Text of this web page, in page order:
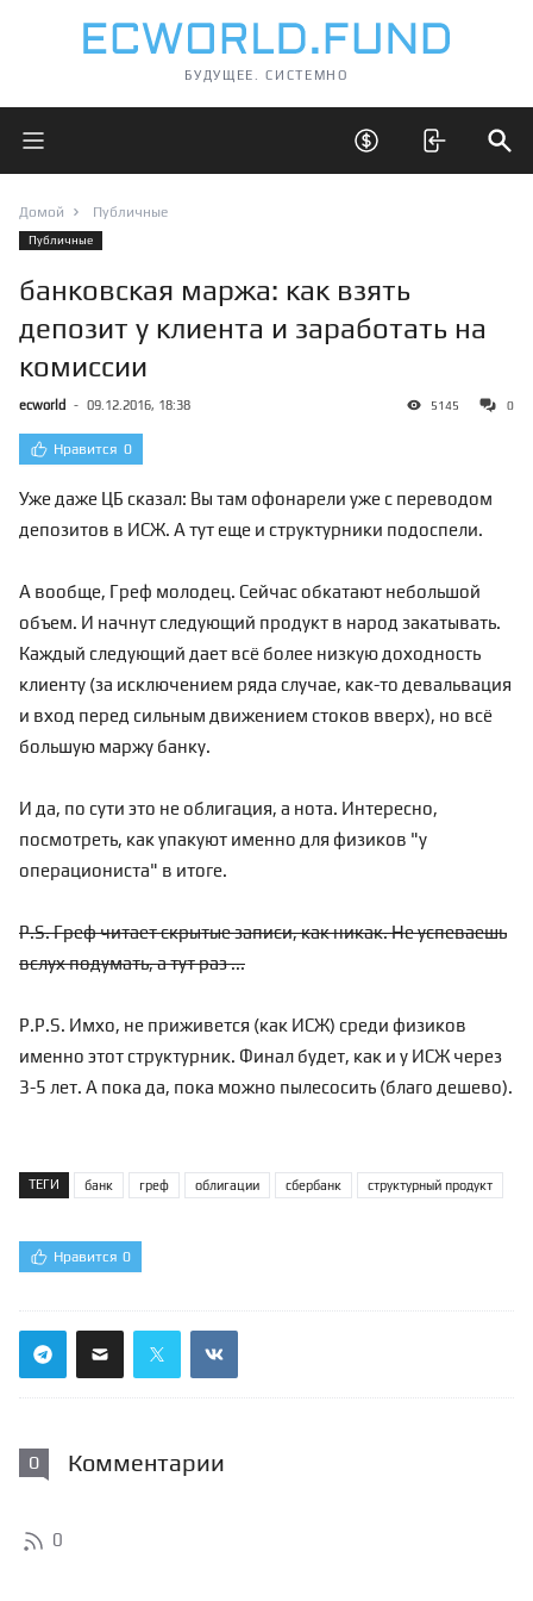
БУДУЩЕЕ. СИСТЕМНО
Открыть главное меню Открыть скрытые
Домой Публичные
Публичные
банковская маржа: как взять
депозит у клиента и заработать на
комиссии
ecworld - 09.12.2016, 18:38 5145 0
Нравится 0
Уже даже ЦБ сказал: Вы там офонарели уже с переводом
депозитов в ИСЖ. А тут еще и структурники подоспели.
А вообще, Греф молодец. Сейчас обкатают небольшой
объем. И начнут следующий продукт в народ закатывать.
Каждый следующий дает всё более низкую доходность
клиенту (за исключением ряда случае, как-то девальвация
и вход перед сильным движением стоков вверх), но всё
большую маржу банку.
И да, по сути это не облигация, а нота. Интересно,
посмотреть, как упакуют именно для физиков "у
операциониста" в итоге.
P.S. Греф читает скрытые записи, как никак. Не успеваешь
вслух подумать, а тут раз ...
P.P.S. Имхо, не приживется (как ИСЖ) среди физиков
именно этот структурник. Финал будет, как и у ИСЖ через
3-5 лет. А пока да, пока можно пылесосить (благо дешево).
ТЕГИ банк греф облигации сбербанк структурный продукт
Нравится 0
0 Комментарии
0